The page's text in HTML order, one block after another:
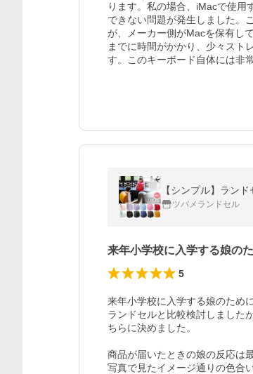
ります。私の場合、iMacで使用
できない問題が発生しました。
が、メーカー側がMacを保有し
までに時間がかかり、少々スト
す。このキーボード自体には非
ツバメランドセル
来年小学校に入学する娘の
5
来年小学校に入学する娘のため
ランドセルと比較検討しました
ちらに決めました。​
商品が届いたときの娘の反応は
写真で見たイメージ通りの色合